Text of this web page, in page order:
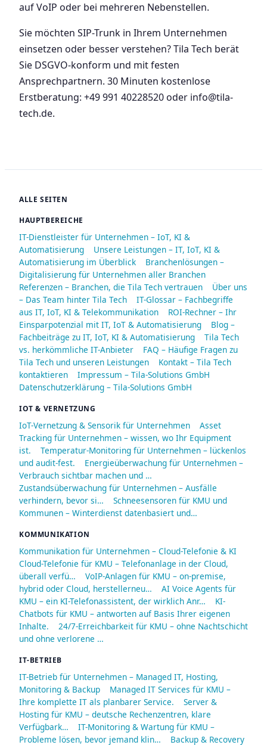
auf VoIP oder bei mehreren Nebenstellen.
Sie möchten SIP-Trunk in Ihrem Unternehmen
einsetzen oder besser verstehen? Tila Tech berät
Sie DSGVO-konform und mit festen
Ansprechpartnern. 30 Minuten kostenlose
Erstberatung: +49 991 40228520 oder info@tila-
tech.de.
ALLE SEITEN
HAUPTBEREICHE
IT-Dienstleister für Unternehmen – IoT, KI &
Automatisierung
Unsere Leistungen – IT, IoT, KI &
Automatisierung im Überblick
Branchenlösungen –
Digitalisierung für Unternehmen aller Branchen
Referenzen – Branchen, die Tila Tech vertrauen
Über uns
– Das Team hinter Tila Tech
IT-Glossar – Fachbegriffe
aus IT, IoT, KI & Telekommunikation
ROI-Rechner – Ihr
Einsparpotenzial mit IT, IoT & Automatisierung
Blog –
Fachbeiträge zu IT, IoT, KI & Automatisierung
Tila Tech
vs. herkömmliche IT-Anbieter
FAQ – Häufige Fragen zu
Tila Tech und unseren Leistungen
Kontakt – Tila Tech
kontaktieren
Impressum – Tila-Solutions GmbH
Datenschutzerklärung – Tila-Solutions GmbH
IOT & VERNETZUNG
IoT-Vernetzung & Sensorik für Unternehmen
Asset
Tracking für Unternehmen – wissen, wo Ihr Equipment
ist.
Temperatur-Monitoring für Unternehmen – lückenlos
und audit-fest.
Energieüberwachung für Unternehmen –
Verbrauch sichtbar machen und …
Zustandsüberwachung für Unternehmen – Ausfälle
verhindern, bevor si…
Schneesensoren für KMU und
Kommunen – Winterdienst datenbasiert und…
KOMMUNIKATION
Kommunikation für Unternehmen – Cloud-Telefonie & KI
Cloud-Telefonie für KMU – Telefonanlage in der Cloud,
überall verfü…
VoIP-Anlagen für KMU – on-premise,
hybrid oder Cloud, herstellerneu…
AI Voice Agents für
KMU – ein KI-Telefonassistent, der wirklich Anr…
KI-
Chatbots für KMU – antworten auf Basis Ihrer eigenen
Inhalte.
24/7-Erreichbarkeit für KMU – ohne Nachtschicht
und ohne verlorene …
IT-BETRIEB
IT-Betrieb für Unternehmen – Managed IT, Hosting,
Monitoring & Backup
Managed IT Services für KMU –
Ihre komplette IT als planbarer Service.
Server &
Hosting für KMU – deutsche Rechenzentren, klare
Verfügbark…
IT-Monitoring & Wartung für KMU –
Probleme lösen, bevor jemand klin…
Backup & Recovery